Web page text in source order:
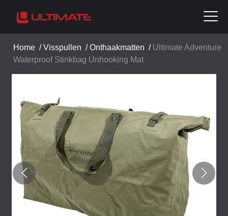
Home /Visspullen /Onthaakmatten / Ultimate Adventure
Waterproof Stinkbag Unhooking Mat